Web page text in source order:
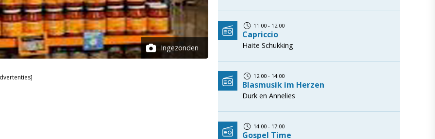
Ingezonden
11:00 - 12:00
Capriccio
Haite Schukking
12:00 - 14:00
Blasmusik im Herzen
Durk en Annelies
14:00 - 17:00
Gospel Time